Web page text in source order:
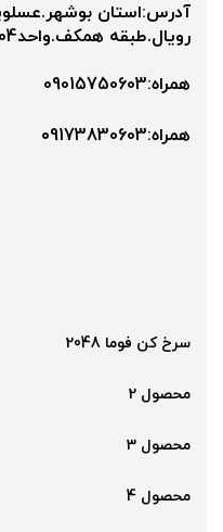
آدرس:استان
رویال.طبقه همکف.واحد104،لوازم خانگی مبین
همراه:09015750603
همراه:۰9173830603
سرخ کن فوما 2048
محصول 2
محصول 3
محصول 4